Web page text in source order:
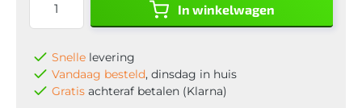
In winkelwagen
Snelle levering
Vandaag besteld, dinsdag in huis
Gratis achteraf betalen (Klarna)